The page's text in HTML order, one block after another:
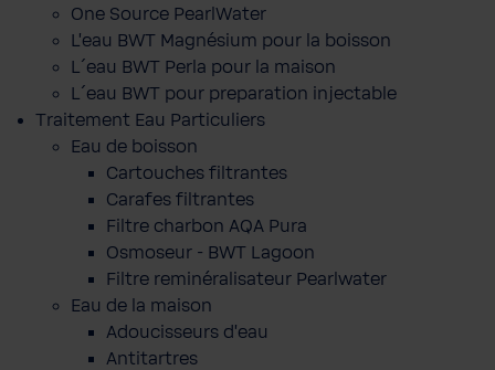
One Source PearlWater
L’eau BWT Magnésium pour la boisson
L´eau BWT Perla pour la maison
L´eau BWT pour preparation injectable
Traitement Eau Particuliers
Eau de boisson
Cartouches filtrantes
Carafes filtrantes
Filtre charbon AQA Pura
Osmoseur - BWT Lagoon
Filtre reminéralisateur Pearlwater
Eau de la maison
Adoucisseurs d'eau
Antitartres